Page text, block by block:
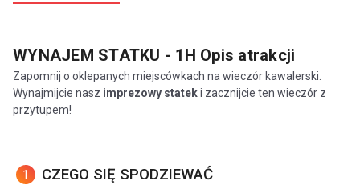
WYNAJEM STATKU - 1H Opis atrakcji
Zapomnij o oklepanych miejscówkach na wieczór kawalerski.
Wynajmijcie nasz imprezowy stateki zacznijcie ten wieczór z
przytupem!
1 CZEGO SIĘ SPODZIEWAĆ